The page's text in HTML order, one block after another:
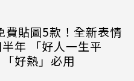
費貼圖5款！全新表情
年 「好人一生平
好熱」必用